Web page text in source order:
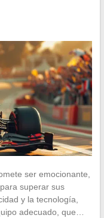
ser emocionante,
superar sus
y la tecnología,
adecuado, que…